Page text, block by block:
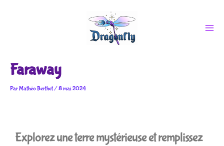
Faraway
ParMathéo Berthet/8 mai 2024
Explorez une terre mystérieuse et remplissez